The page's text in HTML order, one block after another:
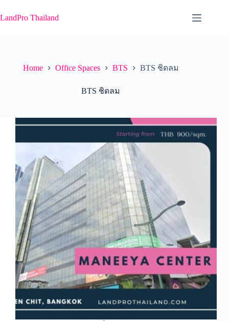
to
content
LandPro Thailand
Home Office Spaces BTS BTS ชิดลม
BTS ชิดลม